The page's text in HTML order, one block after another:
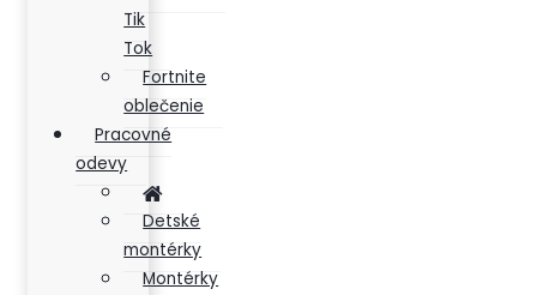
Tik
Tok
Fortnite
oblečenie
Pracovné
odevy
Detské
montérky
Montérky